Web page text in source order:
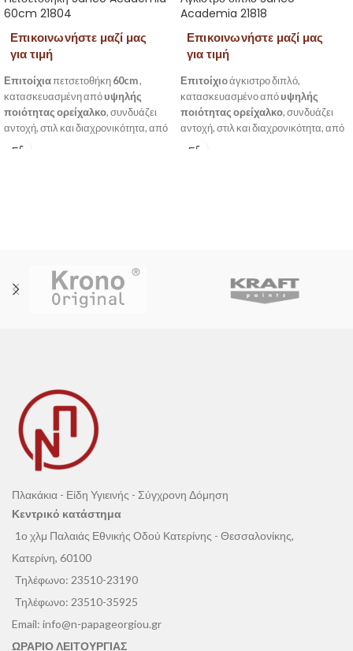
60cm 21804
Επικοινωνήστε μαζί μας
για τιμή
Επιτοίχιαπετσετοθήκη 60cm,
κατασκευασμένη απόυψηλής
ποιότητας ορείχαλκο, συνδυάζει
αντοχή, στιλ και διαχρονικότητα, από
την σειρά Academia της Sanco.
Academia 21818
Επικοινωνήστε μαζί μας
για τιμή
Επιτοίχιoάγκιστρο διπλό,
κατασκευασμένο απόυψηλής
ποιότητας ορείχαλκο, συνδυάζει
αντοχή, στιλ και διαχρονικότητα, από
την σειρά Academia της Sanco.
Πλακάκια - Είδη Υγιεινής - Σύγχρονη Δόμηση
Κεντρικό κατάστημα
1ο χλμ Παλαιάς Εθνικής Οδού Κατερίνης - Θεσσαλονίκης,
Κατερίνη, 60100
Τηλέφωνο: 23510-23190
Τηλέφωνο: 23510-35925
Email: info@n-papageorgiou.gr
ΩΡΑΡΙΟ ΛΕΙΤΟΥΡΓΙΑΣ